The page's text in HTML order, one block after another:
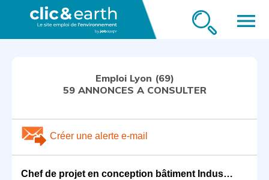
menu
Emploi Lyon (69)
59 ANNONCES A CONSULTER
Créer une alerte e-mail
Chef de projet en conception bâtiment Industriel H/F